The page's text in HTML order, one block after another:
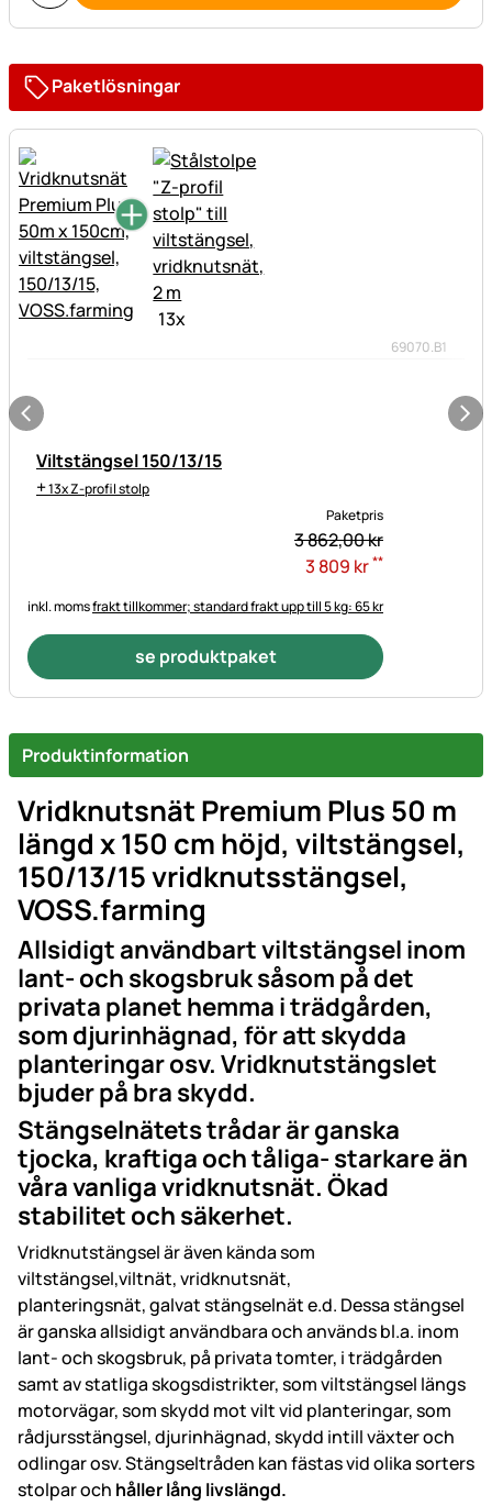
Paketlösningar
13x
69070.B1
Viltstängsel 150/13/15
+13x Z-profil stolp
Paketpris
3 862,00kr
3 809 kr**
inkl. momsfrakt tillkommer; standard frakt upp till 5 kg: 65 kr
se produktpaket
Produktinformation
Vridknutsnät Premium Plus 50 m
längd x 150 cm höjd, viltstängsel,
150/13/15 vridknutsstängsel,
VOSS.farming
Allsidigt användbart viltstängsel inom
lant- och skogsbruk såsom på det
privata planet hemma i trädgården,
som djurinhägnad, för att skydda
planteringar osv. Vridknutstängslet
bjuder på bra skydd.
Stängselnätets trådar är ganska
tjocka, kraftiga och tåliga- starkare än
våra vanliga vridknutsnät. Ökad
stabilitet och säkerhet.
Vridknutstängsel är även kända som
viltstängsel,viltnät, vridknutsnät,
planteringsnät, galvat stängselnät e.d. Dessa stängsel
är ganska allsidigt användbara och används bl.a. inom
lant- och skogsbruk, på privata tomter, i trädgården
samt av statliga skogsdistrikter, som viltstängsel längs
motorvägar, som skydd mot vilt vid planteringar, som
rådjursstängsel, djurinhägnad, skydd intill växter och
odlingar osv. Stängseltråden kan fästas vid olika sorters
stolpar och håller lång livslängd.